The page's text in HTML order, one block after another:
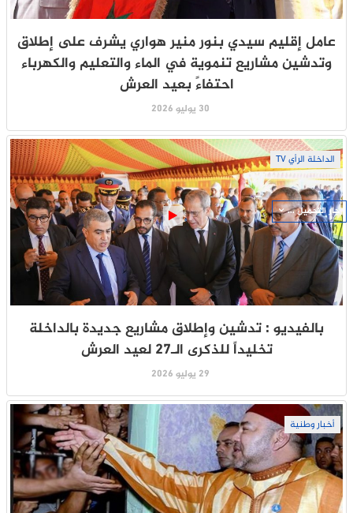
عامل إقليم سيدي بنور منير هواري يشرف على إطلاق
وتدشين مشاريع تنموية في الماء والتعليم والكهرباء
احتفاءً بعيد العرش
30 يوليو 2026
الداخلة الرأي TV
بالفيديو : تدشين وإطلاق مشاريع جديدة بالداخلة
تخليداً للذكرى الـ27 لعيد العرش
29 يوليو 2026
أخبار وطنية
جار التحميل ...